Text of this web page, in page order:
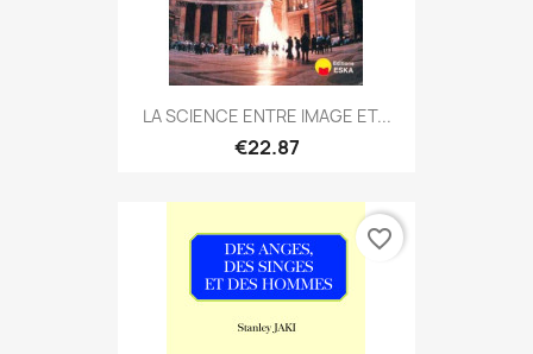
LA SCIENCE ENTRE IMAGE ET...
€22.87
favorite_border